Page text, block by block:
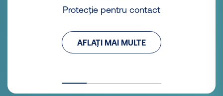
Protecție pentru contact
AFLAȚI MAI MULTE